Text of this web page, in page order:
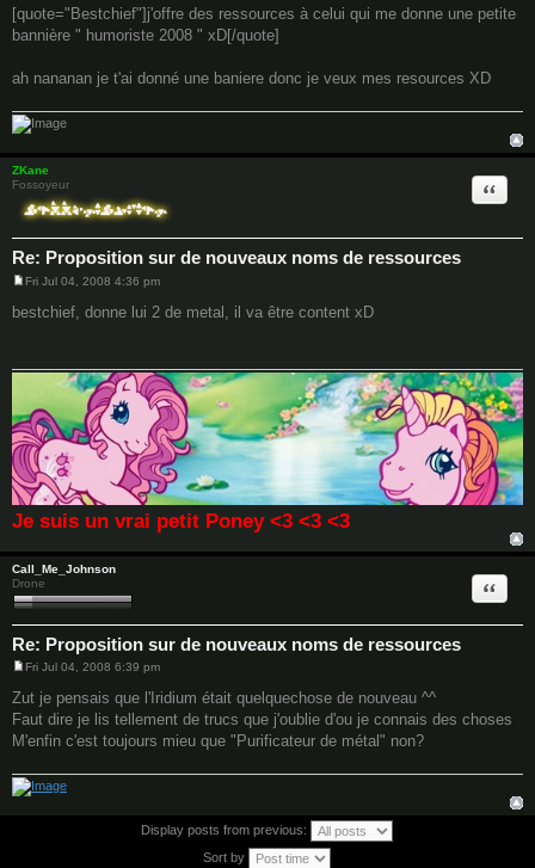
o
s
t
[quote="Bestchief"]j'offre des ressources à celui qui me donne une petite
bannière " humoriste 2008 " xD[/quote]
ah nananan je t'ai donné une baniere donc je veux mes resources XD
ZKane
Fossoyeur
Re: Proposition sur de nouveaux noms de ressources
Quote
s
Fri Jul 04, 2008 4:36 pm
bestchief, donne lui 2 de metal, il va être content xD
Je suis un vrai petit Poney <3 <3 <3
Call_Me_Johnson
Drone
Re: Proposition sur de nouveaux noms de ressources
Quote
o
s
t
Fri Jul 04, 2008 6:39 pm
Zut je pensais que l'Iridium était quelquechose de nouveau ^^
Faut dire je lis tellement de trucs que j'oublie d'ou je connais des choses
M'enfin c'est toujours mieu que "Purificateur de métal" non?
Display posts from previous:
Sort by